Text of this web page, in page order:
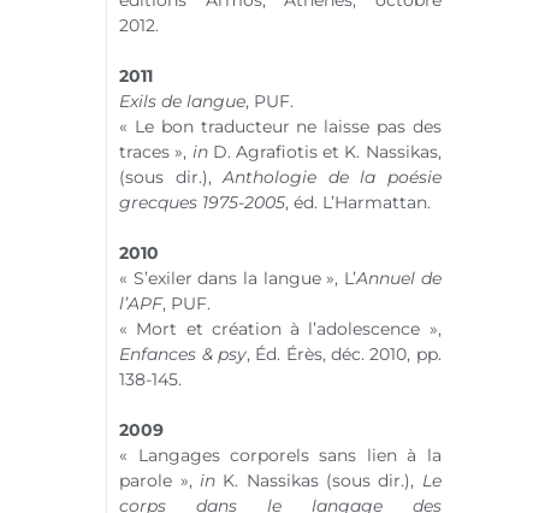
2012.
2011
Exils de langue, PUF.
« Le bon traducteur ne laisse pas des
traces », inD. Agrafiotis et K. Nassikas,
(sous dir.),Anthologie de la poésie
grecques 1975-2005, éd. L’Harmattan.
2010
« S’exiler dans la langue », L’Annuel de
l’APF, PUF.
« Mort et création à l’adolescence »,
Enfances & psy, Éd. Érès, déc. 2010, pp.
138-145.
2009
« Langages corporels sans lien à la
parole », inK. Nassikas (sous dir.), Le
corps dans le langage des